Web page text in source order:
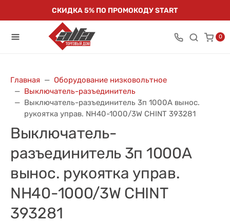
СКИДКА 5% ПО ПРОМОКОДУ START
0
Главная
Оборудование низковольтное
Выключатель-разъединитель
Выключатель-разъединитель 3п 1000А вынос.
рукоятка управ. NH40-1000/3W CHINT 393281
Выключатель-
разъединитель 3п 1000А
вынос. рукоятка управ.
NH40-1000/3W CHINT
393281